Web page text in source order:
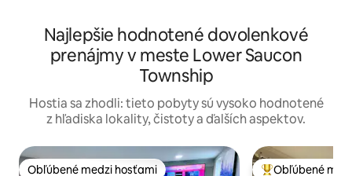
Najlepšie hodnotené dovolenkové
prenájmy v meste Lower Saucon
Township
Hostia sa zhodli: tieto pobyty sú vysoko hodnotené
z hľadiska lokality, čistoty a ďalších aspektov.
Obľúbené medzi hosťami Obľúbené